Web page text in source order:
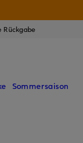
Rückgabe
Sommersaison